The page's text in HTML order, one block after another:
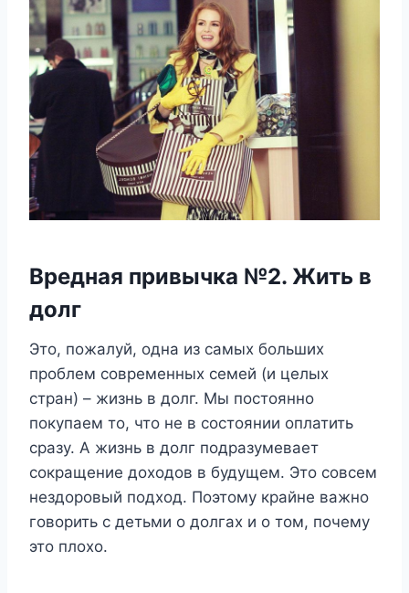
Вредная привычка №2. Жить в
долг
Это, пожалуй, одна из самых больших
проблем современных семей (и целых
стран) – жизнь в долг. Мы постоянно
покупаем то, что не в состоянии оплатить
сразу. А жизнь в долг подразумевает
сокращение доходов в будущем. Это совсем
нездоровый подход. Поэтому крайне важно
говорить с детьми о долгах и о том, почему
это плохо.